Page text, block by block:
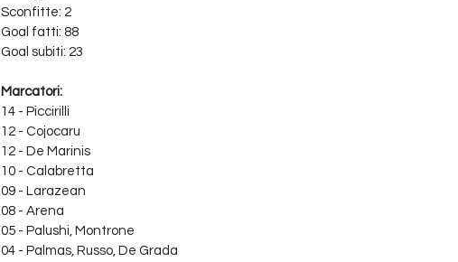
Sconfitte: 2
Goal fatti: 88
Goal subiti: 23
Marcatori:
14 - Piccirilli
12 - Cojocaru
12 - De Marinis
10 - Calabretta
09 - Larazean
08 - Arena
05 - Palushi, Montrone
04 - Palmas, Russo, De Grada